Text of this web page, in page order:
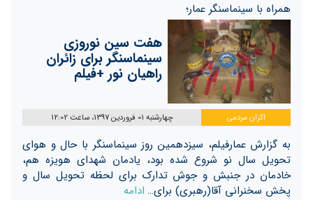
همراه با سینماسنگر عمار؛
هفت سین نوروزی
سینماسنگر برای زائران
راهیان نور +فیلم
اکران مردمی چهارشنبه 01 فروردین 1397، ساعت 12:02
به گزارش عمارفیلم، سیزدهمین روز سینماسنگر با حال و هوای
تحویل سال نو شروع شده بود، یادمان شهدای هویزه هم،
خادمان در جنبش و جوش تدارک برای لحظه تحویل سال و
پخش سخنرانی آقا(رهبری) برای… ادامه